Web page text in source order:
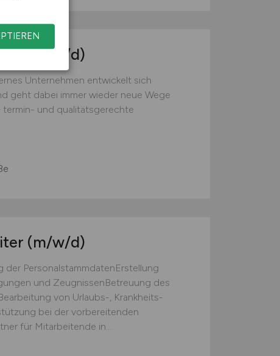
(m/w/d)
Unternehmen entwickelt sich
geht dabei immer wieder neue Wege
und qualitätsgerechte
(m/w/d)
PersonalstammdatenErstellung
und ZeugnissenBetreuung des
von Urlaubs-, Krankheits-
bei der vorbereitenden
für Mitarbeitende in...